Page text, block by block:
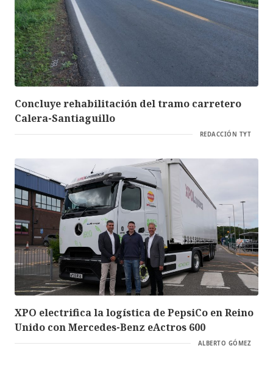
Concluye rehabilitación del tramo carretero
Calera-Santiaguillo
REDACCIÓN TYT
XPO electrifica la logística de PepsiCo en Reino
Unido con Mercedes-Benz eActros 600
ALBERTO GÓMEZ